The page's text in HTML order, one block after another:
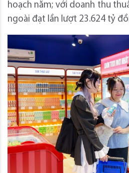
hoạch năm; với doanh thu
ngoài đạt lần lượt 23.624 tỷ